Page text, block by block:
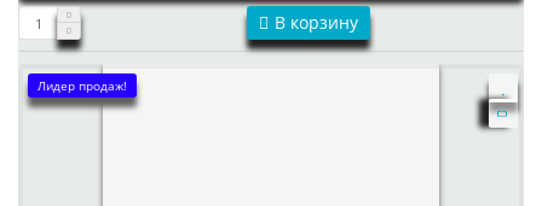
В корзину
Лидер продаж!